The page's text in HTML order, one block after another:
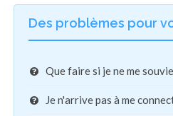
Des problèmes pour
Que faire si je ne me
Je n'arrive pas à me